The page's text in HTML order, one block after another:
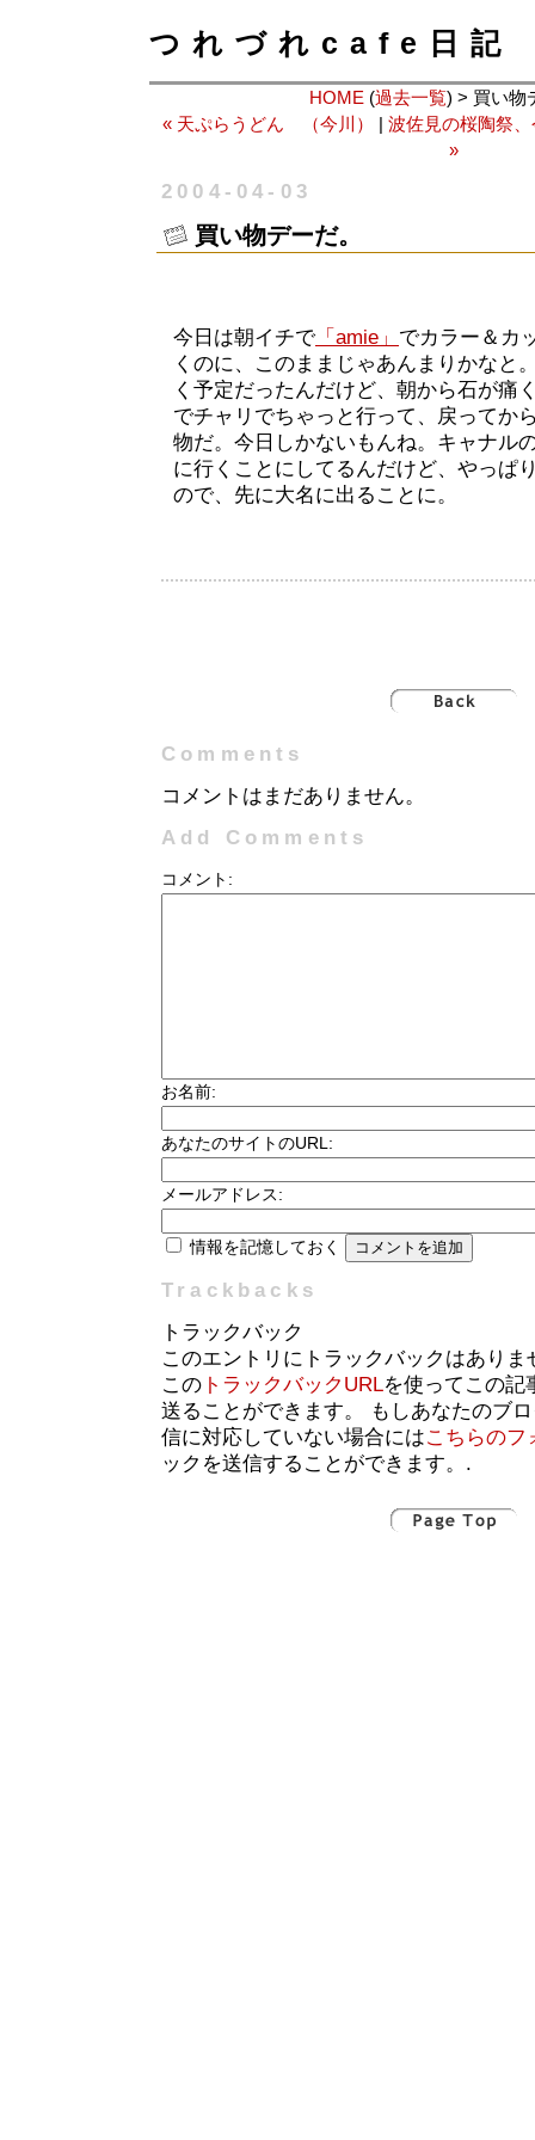
つれづれcafe日記
HOME (過去一覧) > 買い物
« 天ぷらうどん （今川）
波佐見の桜陶祭
»
2004-04-03
買い物デーだ。
今日は朝イチで「amie」 でカラー＆カ
くのに、このままじゃあんまりかなと
く予定だったんだけど、朝から石が痛
でチャリでちゃっと行って、戻ってか
物だ。今日しかないもんね。キャナル
に行くことにしてるんだけど、やっぱ
ので、先に大名に出ることに。
Comments
コメントはまだありません。
Add Comments
コメント:
お名前:
あなたのサイトのURL:
メールアドレス:
情報を記憶しておく
Trackbacks
トラックバック
このエントリにトラックバックはありま
この トラックバックURLを使ってこの記
送ることができます。 もしあなたのブ
信に対応していない場合にはこちらのフ
ックを送信することができます。.